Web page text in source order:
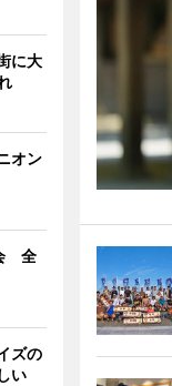
に大
オン
全
ズの
い